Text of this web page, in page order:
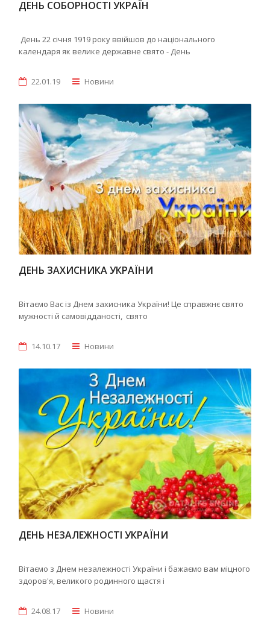
ДЕНЬ СОБОРНОСТІ УКРАЇН
День 22 січня 1919 року ввійшов до національного
календаря як велике державне свято - День
22.01.19 Новини
ДЕНЬ ЗАХИСНИКА УКРАЇНИ
Вітаємо Вас із Днем захисника України! Це справжнє свято
мужності й самовідданості, свято
14.10.17 Новини
ДЕНЬ НЕЗАЛЕЖНОСТІ УКРАЇНИ
Вітаємо з Днем незалежності України і бажаємо вам міцного
здоров'я, великого родинного щастя і
24.08.17 Новини